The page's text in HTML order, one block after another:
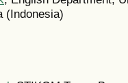
(Indonesia)